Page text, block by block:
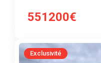
551200€
Exclusivité